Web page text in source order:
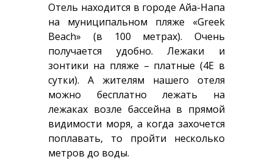
Отель находится в городе Айа-Напа
на муниципальном пляже «Greek
Beach» (в 100 метрах). Очень
получается удобно. Лежаки и
зонтики на пляже – платные (4Е в
сутки). А жителям нашего отеля
можно бесплатно лежать на
лежаках возле бассейна в прямой
видимости моря, а когда захочется
поплавать, то пройти несколько
метров до воды.